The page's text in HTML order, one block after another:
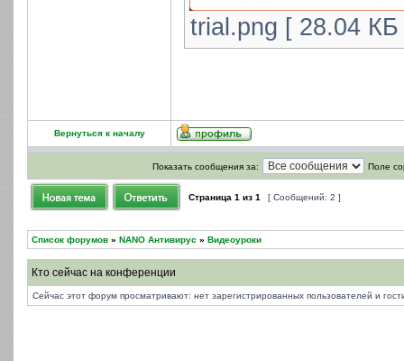
trial.png [ 28.04
Вернуться к началу
Показать сообщения за: Поле
Страница 1 из 1 [ Сообщений: 2 ]
Список форумов » NANO Антивирус » Видеоуроки
Кто сейчас на конференции
Сейчас этот форум просматривают: нет зарегистрированных пользователей и